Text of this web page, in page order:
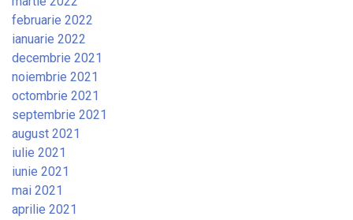
februarie 2022
ianuarie 2022
decembrie 2021
noiembrie 2021
octombrie 2021
septembrie 2021
august 2021
iulie 2021
iunie 2021
mai 2021
aprilie 2021